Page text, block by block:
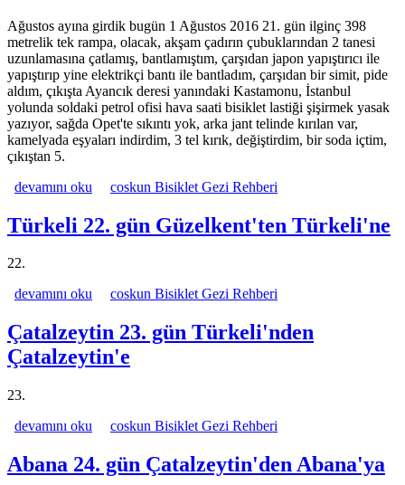
Ağustos ayına girdik bugün 1 Ağustos 2016 21. gün ilginç 398
metrelik tek rampa, olacak, akşam çadırın çubuklarından 2 tanesi
uzunlamasına çatlamış, bantlamıştım, çarşıdan japon yapıştırıcı ile
yapıştırıp yine elektrikçi bantı ile bantladım, çarşıdan bir simit, pide
aldım, çıkışta Ayancık deresi yanındaki Kastamonu, İstanbul
yolunda soldaki petrol ofisi hava saati bisiklet lastiği şişirmek yasak
yazıyor, sağda Opet'te sıkıntı yok, arka jant telinde kırılan var,
kamelyada eşyaları indirdim, 3 tel kırık, değiştirdim, bir soda içtim,
çıkıştan 5.
Güzelkent 21. gün Ayancık'tan Güzelkent'e hakkında
devamını oku coskun Bisiklet Gezi Rehberi
Türkeli 22. gün Güzelkent'ten Türkeli'ne
22.
Türkeli 22. gün Güzelkent'ten Türkeli'ne hakkında
devamını oku coskun Bisiklet Gezi Rehberi
Çatalzeytin 23. gün Türkeli'nden
Çatalzeytin'e
23.
Çatalzeytin 23. gün Türkeli'nden Çatalzeytin'e hakkında
devamını oku coskun Bisiklet Gezi Rehberi
Abana 24. gün Çatalzeytin'den Abana'ya